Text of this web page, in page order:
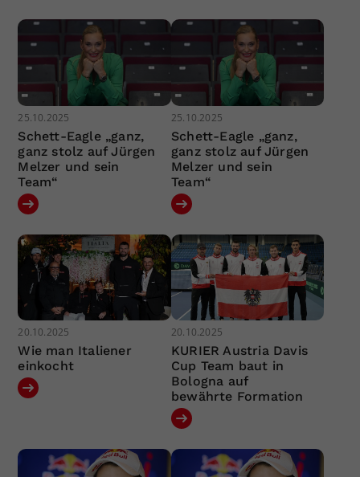
25.10.2025
Schett-Eagle „ganz,
ganz stolz auf Jürgen
Melzer und sein
Team“
25.10.2025
Schett-Eagle „ganz,
ganz stolz auf Jürgen
Melzer und sein
Team“
20.10.2025
Wie man Italiener
einkocht
20.10.2025
KURIER Austria Davis
Cup Team baut in
Bologna auf
bewährte Formation